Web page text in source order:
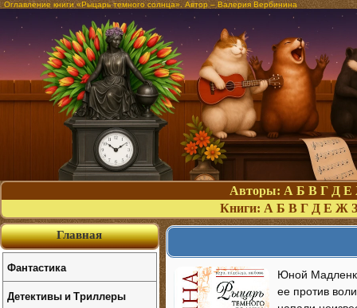
Оглавление книги «Рыцарь темного солнца». Автор – Валерия Вербинина
Авторы: А Б В Г Д Е
Книги: А Б В Г Д Е Ж З
Юной
ее против
Главная
Фантастика
Детективы и Триллеры